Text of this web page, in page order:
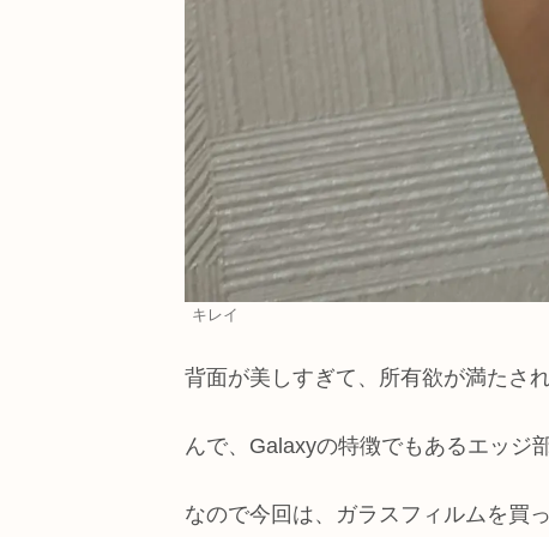
キレイ
背面が美しすぎて、所有欲が満たされ
んで、Galaxyの特徴でもあるエッジ
なので今回は、ガラスフィルムを買